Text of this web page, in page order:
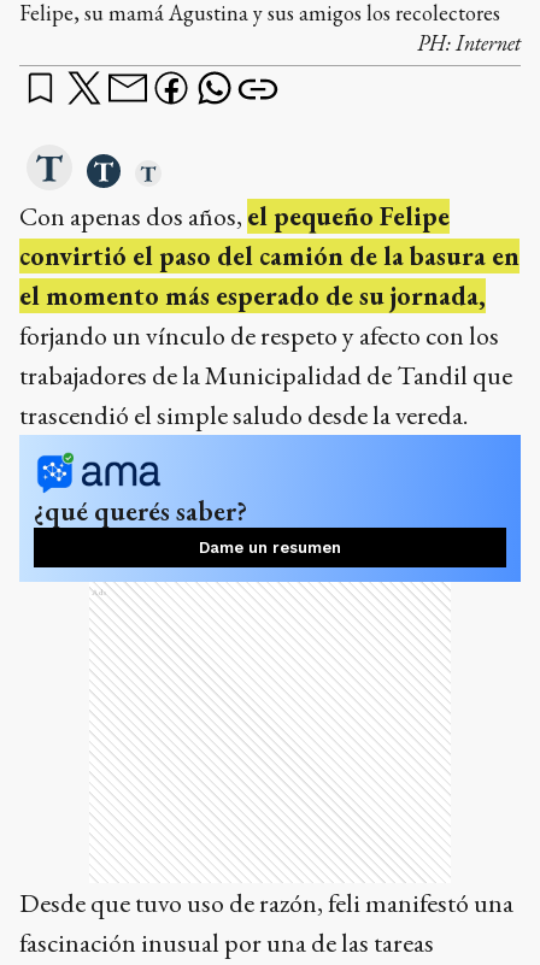
Felipe, su mamá Agustina y sus amigos los recolectores
PH:Internet
Con apenas dos años, el pequeño Felipe
convirtió el paso del camión de la basura en
el momento más esperado de su jornada,
forjando un vínculo de respeto y afecto con los
trabajadores de la Municipalidad de Tandil que
trascendió el simple saludo desde la vereda.
¿qué querés saber?
Dame un resumen
Ads
Desde que tuvo uso de razón, feli manifestó una
fascinación inusual por una de las tareas